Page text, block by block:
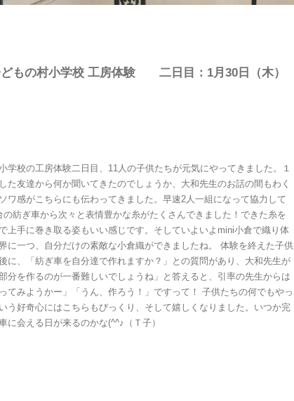
もの村小学校 工房体験 二日目：1月30日（木）
学校の工房体験二日目、11人の子供たちが元気にやってきました。１
た友達から何か聞いてきたのでしょうか、大和先生のお話の間もわく
ワ感がこちらにも伝わってきました。早速2人一組になって協力して
の紡ぎ車から次々と表情豊かな糸がたくさんできました！できた糸を
上手に巻き取る姿もいい感じです。そしていよいよmini小倉で織り体
に一つ、自分だけの素敵な小倉織ができましたね。 体験を終えた子供
に、「紡ぎ車を自分達で作れますか？」との質問があり、大和先生が
部分を作るのが一番難しいでしょうね」と答えると、引率の先生からは
ってみようかー」「うん、作ろう！」ですって！ 子供たちの何でもやっ
う好奇心にはこちらもびっくり、そして嬉しくなりました。いつか完
に会える日が来るのかな(^^♪（Ｔ子）